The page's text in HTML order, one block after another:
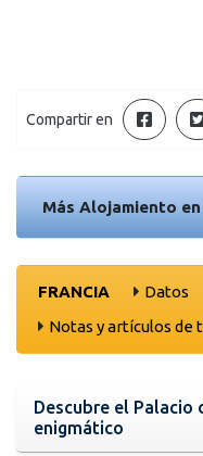
Compartir en
Más Alojamiento
FRANCIA Datos
Notas y artículos de
Descubre el Palacio
enigmático